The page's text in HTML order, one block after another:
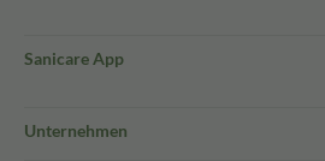
Sanicare App
Unternehmen